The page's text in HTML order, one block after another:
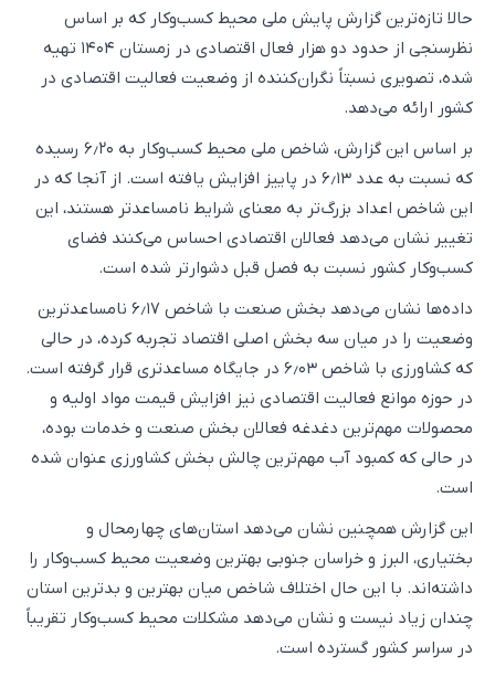
حالا تازه‌ترین گزارش پایش ملی محیط کسب‌وکار که بر اساس
نظرسنجی از حدود دو هزار فعال اقتصادی در زمستان ۱۴۰۴ تهیه
شده، تصویری نسبتاً نگران‌کننده از وضعیت فعالیت اقتصادی در
کشور ارائه می‌دهد.
بر اساس این گزارش، شاخص ملی محیط کسب‌وکار به ۶٫۲۰ رسیده
که نسبت به عدد ۶٫۱۳ در پاییز افزایش یافته است. از آنجا که در
این شاخص اعداد بزرگ‌تر به معنای شرایط نامساعدتر هستند، این
تغییر نشان می‌دهد فعالان اقتصادی احساس می‌کنند فضای
کسب‌وکار کشور نسبت به فصل قبل دشوارتر شده است.
داده‌ها نشان می‌دهد بخش صنعت با شاخص ۶٫۱۷ نامساعدترین
وضعیت را در میان سه بخش اصلی اقتصاد تجربه کرده، در حالی
که کشاورزی با شاخص ۶٫۰۳ در جایگاه مساعدتری قرار گرفته است.
در حوزه موانع فعالیت اقتصادی نیز افزایش قیمت مواد اولیه و
محصولات مهم‌ترین دغدغه فعالان بخش صنعت و خدمات بوده،
در حالی که کمبود آب مهم‌ترین چالش بخش کشاورزی عنوان شده
است.
این گزارش همچنین نشان می‌دهد استان‌های چهارمحال و
بختیاری، البرز و خراسان جنوبی بهترین وضعیت محیط کسب‌وکار را
داشته‌اند. با این حال اختلاف شاخص میان بهترین و بدترین استان
چندان زیاد نیست و نشان می‌دهد مشکلات محیط کسب‌وکار تقریباً
در سراسر کشور گسترده است.